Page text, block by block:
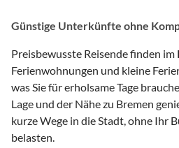
Günstige Unterkünfte ohne
Preisbewusste Reisende finden
Ferienwohnungen und kleine
was Sie für erholsame Tage
Lage und der Nähe zu Bremen
kurze Wege in die Stadt, ohne Ihr
belasten.